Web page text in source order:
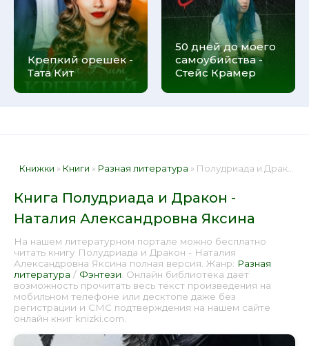
Крепкий орешек -
Тата Кит
50 дней до моего
самоубийства -
Стейс Крамер
Книжки » Книги » Разная литература » Полудриада и Дракон - Наталия Александровна Яксина 📕 - Книга онлайн бесплатно
Книга Полудриада и Дракон -
Наталия Александровна Яксина
На нашем литературном портале можно бесплатно
читать книгу Полудриада и Дракон - Наталия
Александровна Яксина полная версия. Жанр: Разная
литература / Фэнтези . Онлайн библиотека дает
возможность прочитать весь текст произведения на
мобильном телефоне или десктопе даже без
регистрации и СМС подтверждения на нашем сайте
онлайн книг knizki.com.